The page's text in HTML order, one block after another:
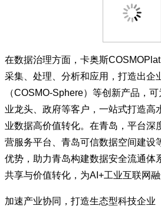
在数据治理方面，卡奥斯
采集、处理、分析和应用，打造出企
（COSMO-Sphere）等创新产品，
业龙头、政府等客户，一站式打造高
业数据高价值转化。在青岛，平台深
营服务平台、青岛可信数据空间建设
优势，助力青岛构建数据安全流通体
共享与价值转化，为AI+工业互联网融
加速产业协同，打造生态型科技企业